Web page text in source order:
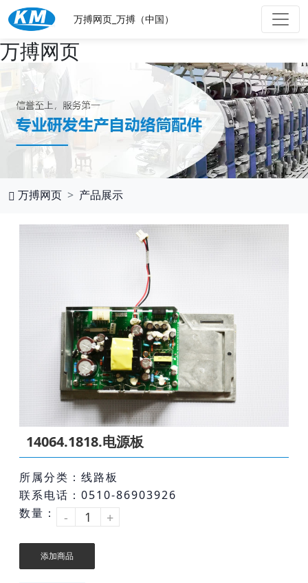
万搏网页
万搏网页_万搏（中国）
万搏网页 产品展示
14064.1818.电源板
所属分类：线路板
联系电话：0510-86903926
数量：
- +
添加商品